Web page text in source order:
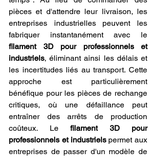
pièces et d'attendre leur livraison, les
entreprises industrielles peuvent les
filament 3D pour professionnels et
industriels, éliminant ainsi les délais et
les incertitudes liés au transport. Cette
approche est particulièrement
bénéfique pour les pièces de rechange
critiques, où une défaillance peut
entraîner des arrêts de production
coûteux. Le filament 3D pour
professionnels et industriels permet aux
entreprises de passer d'un modèle de